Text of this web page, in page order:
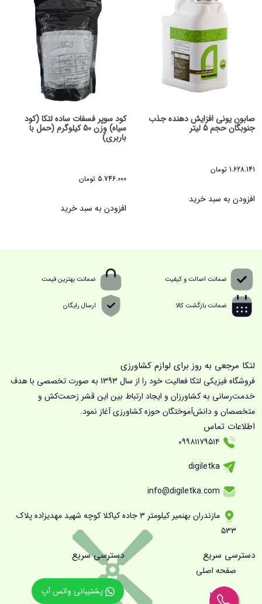
صابون یونی افزایش دهنده جذب
جنوبگان حجم 5 لیتر
1.628.141 تومان
افزودن به سبد خرید
کود سوپر فسفات ساده لتکا (کود
سیاه) وزن 50 کیلوگرم (حمل با
باربری)
5.746.000 تومان
افزودن به سبد خرید
ضمانت اصالت و کیفیت ضمانت بهترین قیمت
ضمانت بازگشت کالا ارسال رایگان
لتکا مرجعی به روز برای لوازم کشاورزی
فروشگاه فیزیکی لتکا فعالیت خود را از سال 1393 به صورت تخصصی با هدف
خدمت‌رسانی به کشاورزان و ایجاد ارتباط بین این قشر زحمت‌کش و
متخصصان و دانش‌آموختگان حوزه کشاورزی آغاز نمود.
اطلاعات تماس
مازندران بهنمیر کیلومتر ۳ جاده کیاکلا کوچه شهید مهدیزاده پلاک
۵۳۳
دسترسی سریع
صفحه اصلی
درباره ما
دسترسی سریع